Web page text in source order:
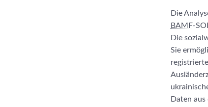
Die
BAMF-
Die
Sie
Daten